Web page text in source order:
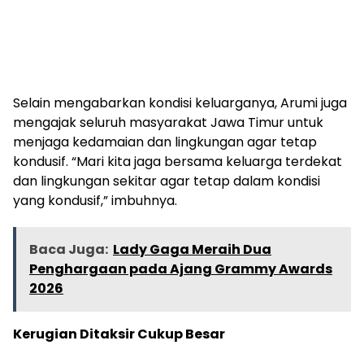
Selain mengabarkan kondisi keluarganya, Arumi juga
mengajak seluruh masyarakat Jawa Timur untuk
menjaga kedamaian dan lingkungan agar tetap
kondusif. “Mari kita jaga bersama keluarga terdekat
dan lingkungan sekitar agar tetap dalam kondisi
yang kondusif,” imbuhnya.
Baca Juga: Lady Gaga Meraih Dua
Penghargaan pada Ajang Grammy Awards
2026
Kerugian Ditaksir Cukup Besar